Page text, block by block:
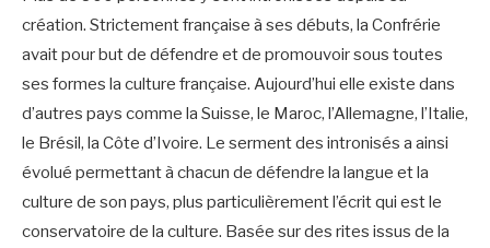
création. Strictement française à ses débuts, la Confrérie
avait pour but de défendre et de promouvoir sous toutes
ses formes la culture française. Aujourd’hui elle existe dans
d’autres pays comme la Suisse, le Maroc, l’Allemagne, l’Italie,
le Brésil, la Côte d’Ivoire. Le serment des intronisés a ainsi
évolué permettant à chacun de défendre la langue et la
culture de son pays, plus particulièrement l’écrit qui est le
conservatoire de la culture. Basée sur des rites issus de la